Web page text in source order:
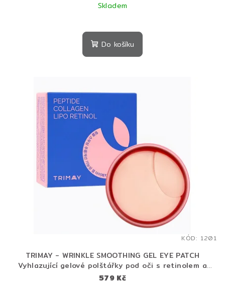
Skladem
Do košíku
TRIMAY - WRINKLE SMOOTHING GEL EYE PATCH
Vyhlazující gelové polštářky pod oči s retinolem a
kolagenem - 60 ks
579 Kč
KÓD: 1201